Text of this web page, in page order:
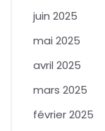
juin 2025
mai 2025
avril 2025
mars 2025
février 2025